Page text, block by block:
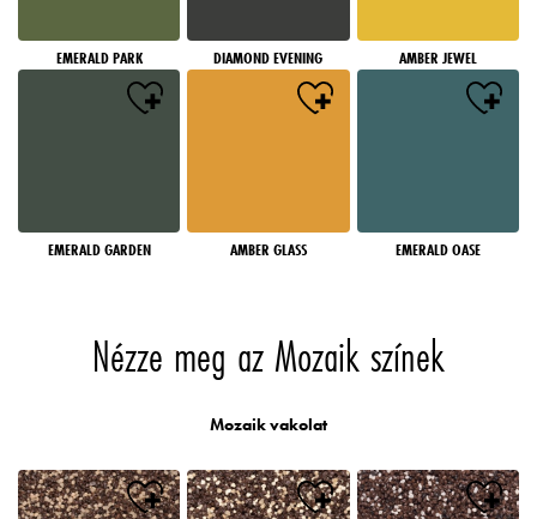
EMERALD PARK DIAMOND EVENING AMBER JEWEL
EMERALD GARDEN AMBER GLASS EMERALD OASE
Nézze meg az Mozaik színek
Mozaik vakolat